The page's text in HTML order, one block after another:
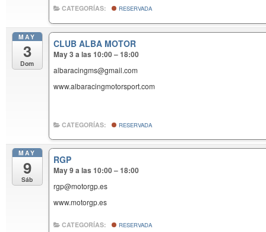
CATEGORÍAS: RESERVADA
MAY
3
Dom
CLUB ALBA MOTOR
May 3 a las 10:00 – 18:00
albaracingms@gmail.com
www.albaracingmotorsport.com
CATEGORÍAS: RESERVADA
MAY
9
Sáb
RGP
May 9 a las 10:00 – 18:00
rgp@motorgp.es
www.motorgp.es
CATEGORÍAS: RESERVADA